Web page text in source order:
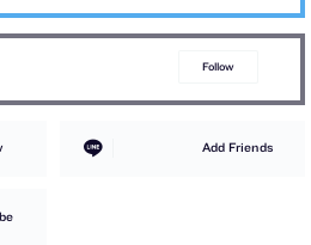
Follow
Add Friends